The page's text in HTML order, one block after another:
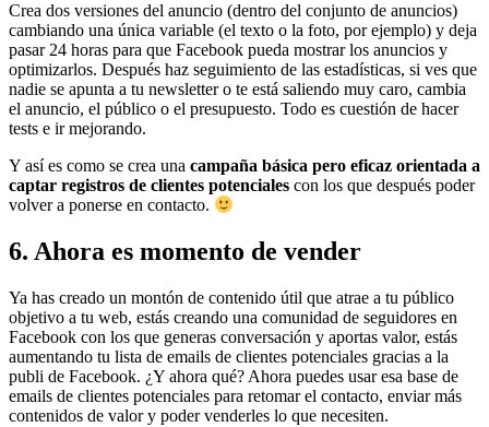
Crea dos versiones del anuncio (dentro del conjunto de anuncios)
cambiando una única variable (el texto o la foto, por ejemplo) y deja
pasar 24 horas para que Facebook pueda mostrar los anuncios y
optimizarlos. Después haz seguimiento de las estadísticas, si ves que
nadie se apunta a tu newsletter o te está saliendo muy caro, cambia
el anuncio, el público o el presupuesto. Todo es cuestión de hacer
tests e ir mejorando.
Y así es como se crea una campaña básica pero eficaz orientada a
captar registros de clientes potenciales con los que después poder
volver a ponerse en contacto.
6. Ahora es momento de vender
Ya has creado un montón de contenido útil que atrae a tu público
objetivo a tu web, estás creando una comunidad de seguidores en
Facebook con los que generas conversación y aportas valor, estás
aumentando tu lista de emails de clientes potenciales gracias a la
publi de Facebook. ¿Y ahora qué? Ahora puedes usar esa base de
emails de clientes potenciales para retomar el contacto, enviar más
contenidos de valor y poder venderles lo que necesiten.